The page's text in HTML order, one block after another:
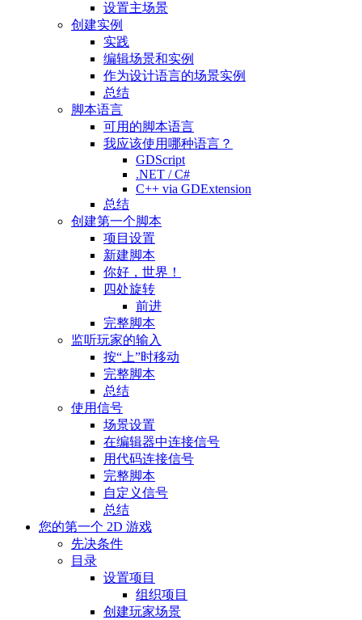
设置主场景
创建实例
实践
编辑场景和实例
作为设计语言的场景实例
总结
脚本语言
可用的脚本语言
我应该使用哪种语言？
GDScript
.NET / C#
C++ via GDExtension
总结
创建第一个脚本
项目设置
新建脚本
你好，世界！
四处旋转
前进
完整脚本
监听玩家的输入
按“上”时移动
完整脚本
总结
使用信号
场景设置
在编辑器中连接信号
用代码连接信号
完整脚本
自定义信号
总结
您的第一个 2D 游戏
先决条件
目录
设置项目
组织项目
创建玩家场景